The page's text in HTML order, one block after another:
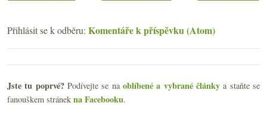
Přihlásit se k odběru: Komentáře k příspěvku (Atom)
Jste tu poprvé?Podívejte se naoblíbené a vybrané články a staňte se
fanouškem stránek na Facebooku.